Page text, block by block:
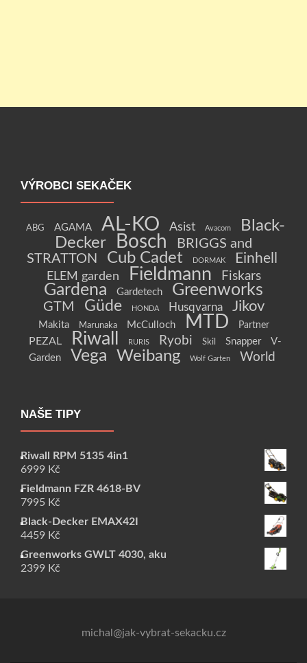
VÝROBCI SEKAČEK
ABG AGAMA AL-KO Asist Avacom
Black-
Decker
Bosch
BRIGGS and
STRATTON
Cub Cadet DORMAK Einhell
ELEM garden Fieldmann Fiskars
Gardena Gardetech Greenworks
GTM Güde HONDA Husqvarna Jikov
Makita Marunaka McCulloch MTD Partner
PEZAL Riwall RURIS Ryobi Skil Snapper
V-
Garden
Vega Weibang Wolf Garten World
NAŠE TIPY
Riwall RPM 5135 4in1
6999 Kč
Fieldmann FZR 4618-BV
7995 Kč
Black-Decker EMAX42I
4459 Kč
Greenworks GWLT 4030, aku
2399 Kč
michal@jak-vybrat-sekacku.cz